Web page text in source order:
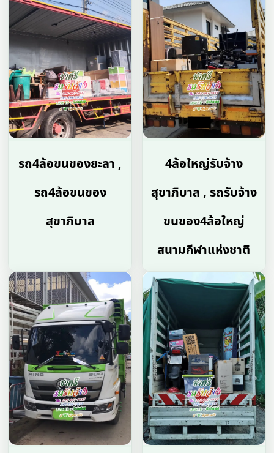
รถ4ล้อขนของยะลา ,
รถ4ล้อขนของ
สุขาภิบาล
4ล้อใหญ่รับจ้าง
สุขาภิบาล , รถรับจ้าง
ขนของ4ล้อใหญ่
สนามกีฬาแห่งชาติ